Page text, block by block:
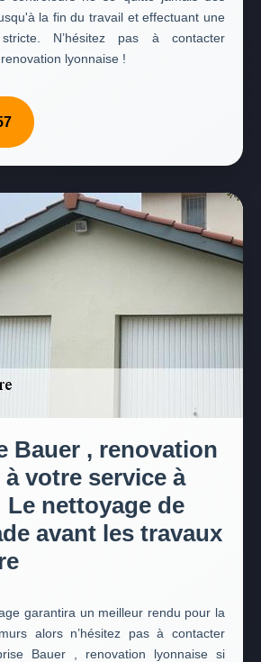
la fin du travail et effectuant une
N’hésitez pas à contacter
lyonnaise !
Bauer , renovation
votre service à
nettoyage de
avant les travaux
garantira un meilleur rendu pour la
alors n’hésitez pas à contacter
Bauer , renovation lyonnaise si